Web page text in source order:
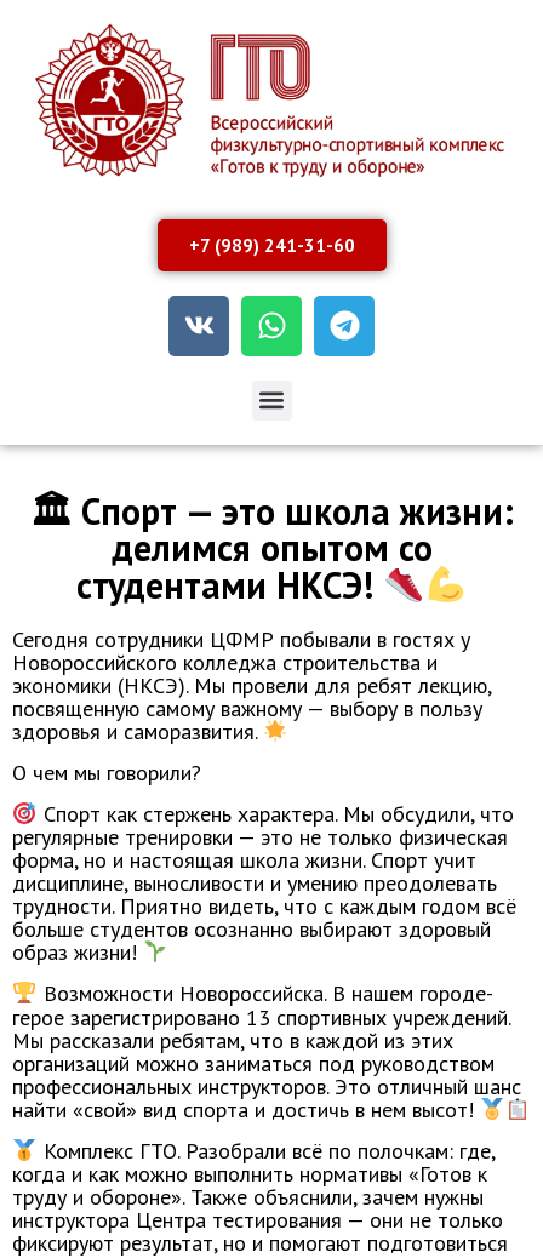
+7 (989) 241-31-60
🏛 Спорт — это школа жизни:
делимся опытом со
студентами НКСЭ!
Сегодня сотрудники ЦФМР побывали в гостях у
Новороссийского колледжа строительства и
экономики (НКСЭ). Мы провели для ребят лекцию,
посвященную самому важному — выбору в пользу
здоровья и саморазвития.
О чем мы говорили?
Спорт как стержень характера. Мы обсудили, что
регулярные тренировки — это не только физическая
форма, но и настоящая школа жизни. Спорт учит
дисциплине, выносливости и умению преодолевать
трудности. Приятно видеть, что с каждым годом всё
больше студентов осознанно выбирают здоровый
образ жизни!
Возможности Новороссийска. В нашем городе-
герое зарегистрировано 13 спортивных учреждений.
Мы рассказали ребятам, что в каждой из этих
организаций можно заниматься под руководством
профессиональных инструкторов. Это отличный шанс
найти «свой» вид спорта и достичь в нем высот!
Комплекс ГТО. Разобрали всё по полочкам: где,
когда и как можно выполнить нормативы «Готов к
труду и обороне». Также объяснили, зачем нужны
инструктора Центра тестирования — они не только
фиксируют результат, но и помогают подготовиться